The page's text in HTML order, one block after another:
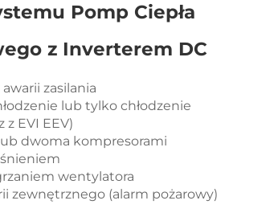
Pomp Ciepła
z Inverterem DC
zasilania
lub tylko chłodzenie
z EVI EEV)
dwoma kompresorami
wentylatora
zewnętrznego (alarm pożarowy)